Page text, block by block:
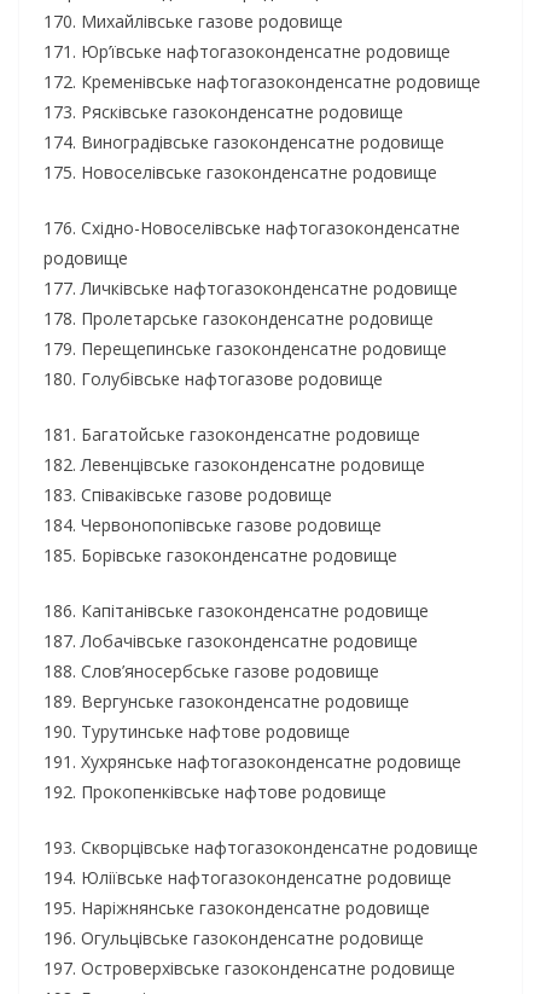
170. Михайлівське газове родовище
171. Юр’ївське нафтогазоконденсатне родовище
172. Кременівське нафтогазоконденсатне родовище
173. Рясківське газоконденсатне родовище
174. Виноградівське газоконденсатне родовище
175. Новоселівське газоконденсатне родовище
176. Східно-Новоселівське нафтогазоконденсатне
родовище
177. Личківське нафтогазоконденсатне родовище
178. Пролетарське газоконденсатне родовище
179. Перещепинське газоконденсатне родовище
180. Голубівське нафтогазове родовище
181. Багатойське газоконденсатне родовище
182. Левенцівське газоконденсатне родовище
183. Співаківське газове родовище
184. Червонопопівське газове родовище
185. Борівське газоконденсатне родовище
186. Капітанівське газоконденсатне родовище
187. Лобачівське газоконденсатне родовище
188. Слов’яносербське газове родовище
189. Вергунське газоконденсатне родовище
190. Турутинське нафтове родовище
191. Хухрянське нафтогазоконденсатне родовище
192. Прокопенківське нафтове родовище
193. Скворцівське нафтогазоконденсатне родовище
194. Юліївське нафтогазоконденсатне родовище
195. Наріжнянське газоконденсатне родовище
196. Огульцівське газоконденсатне родовище
197. Островерхівське газоконденсатне родовище